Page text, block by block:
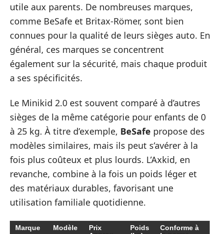
utile aux parents. De nombreuses marques,
comme BeSafe et Britax-Römer, sont bien
connues pour la qualité de leurs sièges auto. En
général, ces marques se concentrent
également sur la sécurité, mais chaque produit
a ses spécificités.
Le Minikid 2.0 est souvent comparé à d’autres
sièges de la même catégorie pour enfants de 0
à 25 kg. À titre d’exemple, BeSafe propose des
modèles similaires, mais ils peut s’avérer à la
fois plus coûteux et plus lourds. L’Axkid, en
revanche, combine à la fois un poids léger et
des matériaux durables, favorisant une
utilisation familiale quotidienne.
Marque Modèle
Prix
Poids
Conforme à